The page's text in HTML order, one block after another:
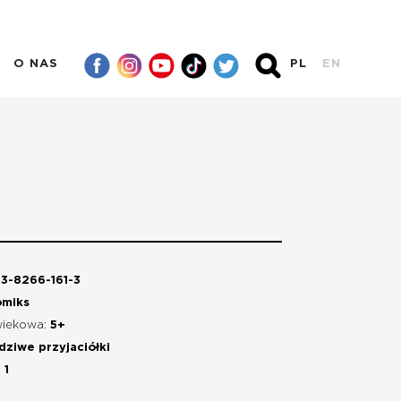
O NAS PL EN
8266-161-3
5+
przyjaciółki
1